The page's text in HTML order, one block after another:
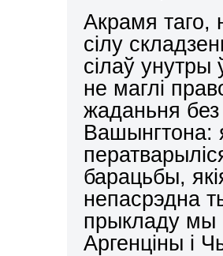
Акрамя таго,
сілу
сілаў унутры
не маглі
жаданьня без
Вашынгтона:
барацьбы,
непасрэдна
прыкладу мы
Аргенціны і